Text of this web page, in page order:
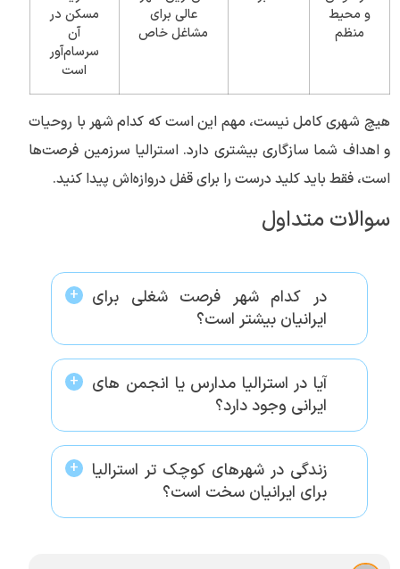
و محیط
منظم
عالی برای
مشاغل خاص
مسکن در
آن
سرسام‌آور
است
هیچ شهری کامل نیست، مهم این است که کدام شهر با روحیات
و اهداف شما سازگاری بیشتری دارد. استرالیا سرزمین فرصت‌ها
است، فقط باید کلید درست را برای قفل دروازه‌اش پیدا کنید.
سوالات متداول
در کدام شهر فرصت شغلی برای
ایرانیان بیشتر است؟
آیا در استرالیا مدارس یا انجمن های
ایرانی وجود دارد؟
زندگی در شهرهای کوچک تر استرالیا
برای ایرانیان سخت است؟